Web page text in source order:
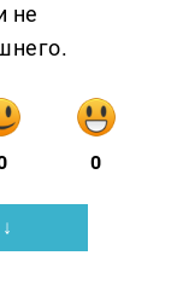
не
0